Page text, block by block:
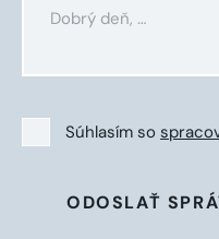
Súhlasím so
ODOSLAŤ